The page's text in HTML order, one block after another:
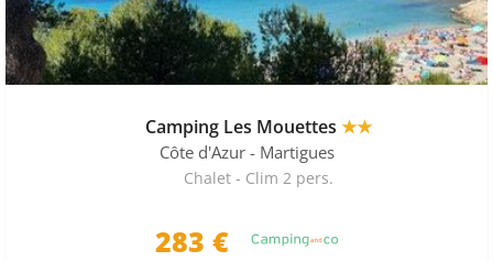
Camping Les Mouettes ★★
Côte d'Azur - Martigues
Chalet - Clim 2 pers.
283 €